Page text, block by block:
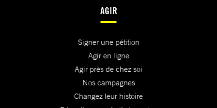
AGIR
Signer une pétition
Agir en ligne
Agir près de chez soi
Nos campagnes
Changez leur histoire